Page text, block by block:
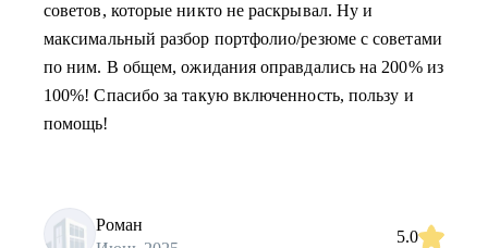
советов, которые никто не раскрывал. Ну и
максимальный разбор портфолио/резюме с советами
по ним. В общем, ожидания оправдались на 200% из
100%! Спасибо за такую включенность, пользу и
помощь!
Роман
5.0